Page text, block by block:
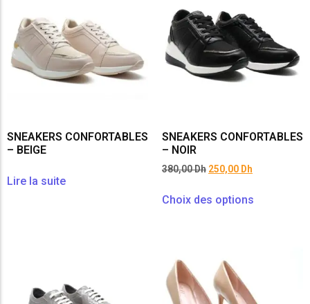
SNEAKERS CONFORTABLES
– BEIGE
Lire la suite
SNEAKERS CONFORTABLES
– NOIR
380,00Dh 250,00 Dh
Choix des options